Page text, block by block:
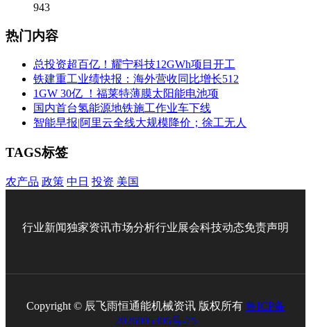
943
热门内容
总投资超百亿！耀宁科技12GWh项目开工
铁建重工业绩快报：海外营收同比增长512
1GW 30亿 ！福莱特薄膜太阳能电池项
国内首台氢能源地铁施工作业车下线
智能早报|阿里云全线大规模降价；徐工无人
TAGS标签
农产品 政策 中日 投资 美国
行业新闻独家资讯市场分析行业展会科技动态免责声明
Copyright © 辰飞雨恒通能机械资讯 版权所有 鲁ICP备
2026005306号-75